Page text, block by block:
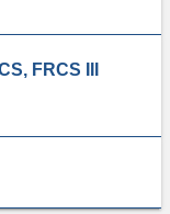
FRCS III